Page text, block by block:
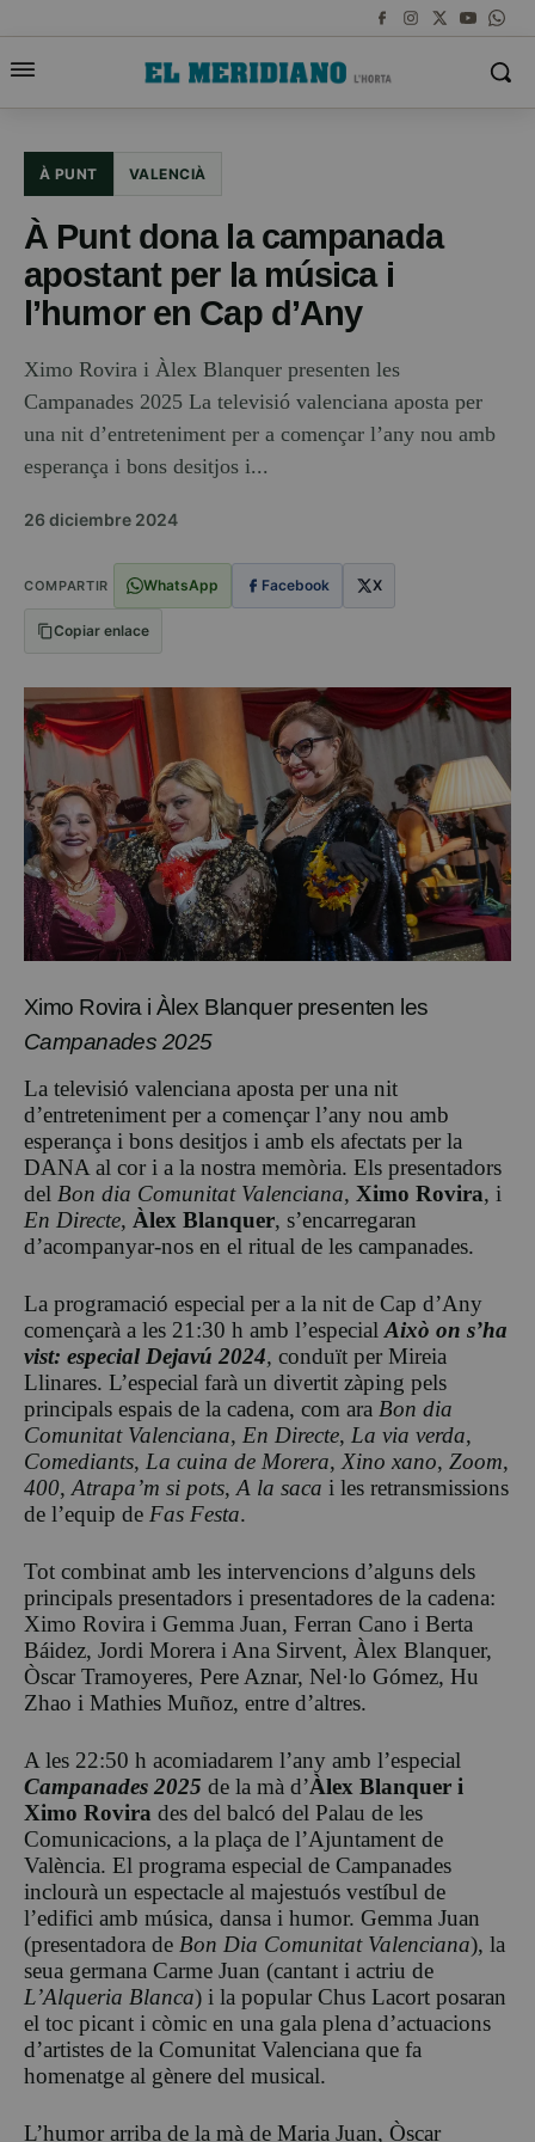
À PUNT VALENCIÀ
À Punt dona la campanada
apostant per la música i
l’humor en Cap d’Any
Ximo Rovira i Àlex Blanquer presenten les
Campanades 2025 La televisió valenciana aposta per
una nit d’entreteniment per a començar l’any nou amb
esperança i bons desitjos i...
26 diciembre 2024
COMPARTIR WhatsApp Facebook X
Copiar enlace
Ximo Rovira i Àlex Blanquer presenten les
Campanades 2025
La televisió valenciana aposta per una nit
d’entreteniment per a començar l’any nou amb
esperança i bons desitjos i amb els afectats per la
DANA al cor i a la nostra memòria. Els presentadors
del Bon dia Comunitat Valenciana, Ximo Rovira, i
En Directe, Àlex Blanquer, s’encarregaran
d’acompanyar-nos en el ritual de les campanades.
La programació especial per a la nit de Cap d’Any
començarà a les 21:30 h amb l’especialAixò on s’ha
vist: especial Dejavú 2024, conduït per Mireia
Llinares. L’especial farà un divertit zàping pels
principals espais de la cadena, com ara Bon dia
Comunitat Valenciana, En Directe, La via verda,
Comediants, La cuina de Morera,Xino xano, Zoom,
400,Atrapa’m si pots,A la saca i les retransmissions
de l’equip de Fas Festa.
Tot combinat amb les intervencions d’alguns dels
principals presentadors i presentadores de la cadena:
Ximo Rovira i Gemma Juan, Ferran Cano i Berta
Báidez, Jordi Morera i Ana Sirvent, Àlex Blanquer,
Òscar Tramoyeres, Pere Aznar, Nel·lo Gómez, Hu
Zhao i Mathies Muñoz, entre d’altres.
A les 22:50 h acomiadarem l’any amb l’especial
Campanades 2025 de la mà d’Àlex Blanquer i
Ximo Rovira des del balcó del Palau de les
Comunicacions, a la plaça de l’Ajuntament de
València. El programa especial de Campanades
inclourà un espectacle al majestuós vestíbul de
l’edifici amb música, dansa i humor. Gemma Juan
(presentadora de Bon Dia Comunitat Valenciana), la
seua germana Carme Juan (cantant i actriu de
L’Alqueria Blanca) i la popular Chus Lacort posaran
el toc picant i còmic en una gala plena d’actuacions
d’artistes de la Comunitat Valenciana que fa
homenatge al gènere del musical.
L’humor arriba de la mà de Maria Juan, Òscar